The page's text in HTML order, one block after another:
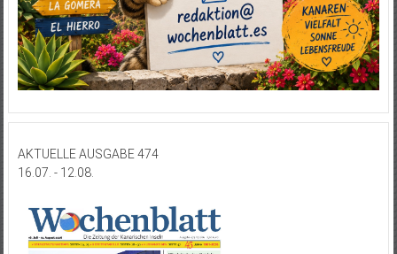
AKTUELLE AUSGABE 474
16.07. - 12.08.